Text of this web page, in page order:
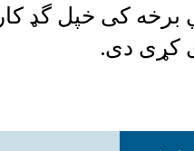
برخه کی خپل گډ
کړی دی.